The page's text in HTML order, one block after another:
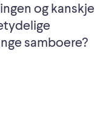
og kanskje
samboere?